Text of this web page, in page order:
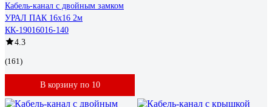
Кабель-канал с двойным замком
УРАЛ ПАК 16х16 2м
КК-19016016-140
4.3
(161)
В корзину по 10